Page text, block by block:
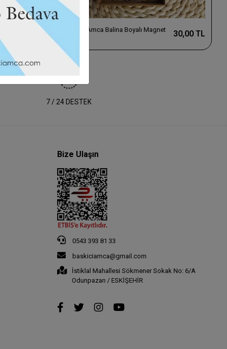
Baskıcı Amca Balina Boyalı Magnet
30,00 TL
7 / 24 DESTEK
Bize Ulaşın
0543 393 81 33
baskiciamca@gmail.com
İstiklal Mahallesi Sökmener Sokak No: 6/A
Odunpazarı / ESKİŞEHİR